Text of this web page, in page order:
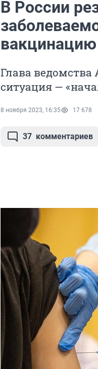
В России
вакцинацию
Глава
ситуация —
8 ноября 2023, 16:35 17 678
37 комментариев